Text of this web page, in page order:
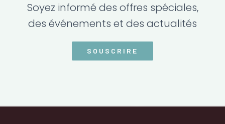
Soyez informé des offres spéciales,
des événements et des actualités
SOUSCRIRE